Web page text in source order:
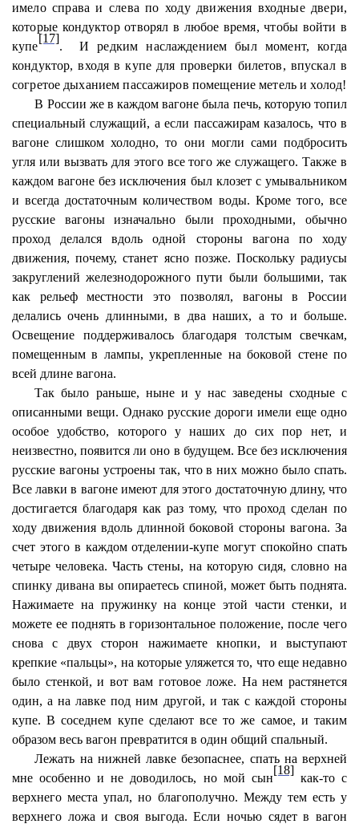
имело справа и слева по ходу движения входные двери,
которые кондуктор отворял в любое время, чтобы войти в
купе
[17]
.
И редким наслаждением был момент, когда
кондуктор, входя в купе для проверки билетов, впускал в
согретое дыханием пассажиров помещение метель и холод!
В России же в каждом вагоне была печь, которую топил
специальный служащий, а если пассажирам казалось, что в
вагоне слишком холодно, то они могли сами подбросить
угля или вызвать для этого все того же служащего. Также в
каждом вагоне без исключения был клозет с умывальником
и всегда достаточным количеством воды. Кроме того, все
русские вагоны изначально были проходными, обычно
проход делался вдоль одной стороны вагона по ходу
движения, почему, станет ясно позже. Поскольку радиусы
закруглений железнодорожного пути были большими, так
как рельеф местности это позволял, вагоны в России
делались очень длинными, в два наших, а то и больше.
Освещение поддерживалось благодаря толстым свечкам,
помещенным в лампы, укрепленные на боковой стене по
всей длине вагона.
Так было раньше, ныне и у нас заведены сходные с
описанными вещи. Однако русские дороги имели еще одно
особое удобство, которого у наших до сих пор нет, и
неизвестно, появится ли оно в будущем. Все без исключения
русские вагоны устроены так, что в них можно было спать.
Все лавки в вагоне имеют для этого достаточную длину, что
достигается благодаря как раз тому, что проход сделан по
ходу движения вдоль длинной боковой стороны вагона. За
счет этого в каждом отделении-купе могут спокойно спать
четыре человека. Часть стены, на которую сидя, словно на
спинку дивана вы опираетесь спиной, может быть поднята.
Нажимаете на пружинку на конце этой части стенки, и
можете ее поднять в горизонтальное положение, после чего
снова с двух сторон нажимаете кнопки, и выступают
крепкие «пальцы», на которые уляжется то, что еще недавно
было стенкой, и вот вам готовое ложе. На нем растянется
один, а на лавке под ним другой, и так с каждой стороны
купе. В соседнем купе сделают все то же самое, и таким
образом весь вагон превратится в один общий спальный.
Лежать на нижней лавке безопаснее, спать на верхней
мне особенно и не доводилось, но мой сын
[18]
как-то с
верхнего места упал, но благополучно. Между тем есть у
верхнего ложа и своя выгода. Если ночью сядет в вагон